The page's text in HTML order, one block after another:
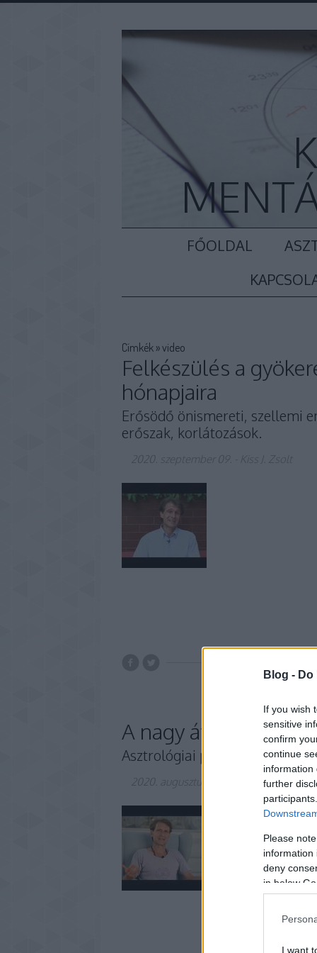
Blog -
If you wish
sensitive
confirm
continue
information
further
Please
information
deny
in below
I want
FŐOLDAL
Címkék »video
Felkészülés a
hónapjaira
Erősödő önismereti, szellemi
erőszak, korlátozások.
2020. szeptember 09. Kiss J. Zsolt
A nagy átalakulás
Asztrológiai prognózis
2020. augusztus 12. Kiss J. Zsolt